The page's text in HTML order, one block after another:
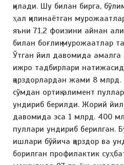
қилади. Шу билан бирга,
ҳал қилинаётган
яъни 71,2 фоизини айнан
билан боғлиқ мурожаатлар
Ўтган йил давомида
ижро тадбирлари
қарздорлардан жами 8
сўмдан ортиқ алимент
ундириб берилди. Жорий
давомида эса 1 млрд. 400
пуллари ундириб берилган.
ишлари бўйича қарздор ва
борилган профилактик